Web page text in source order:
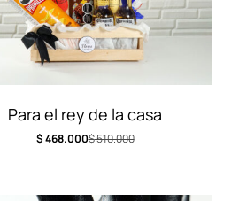
Para el rey de la casa
$510.000
$468.000